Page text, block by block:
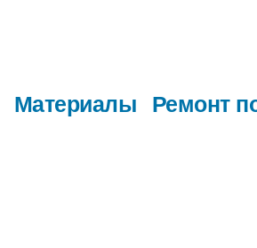
Материалы Ремонт